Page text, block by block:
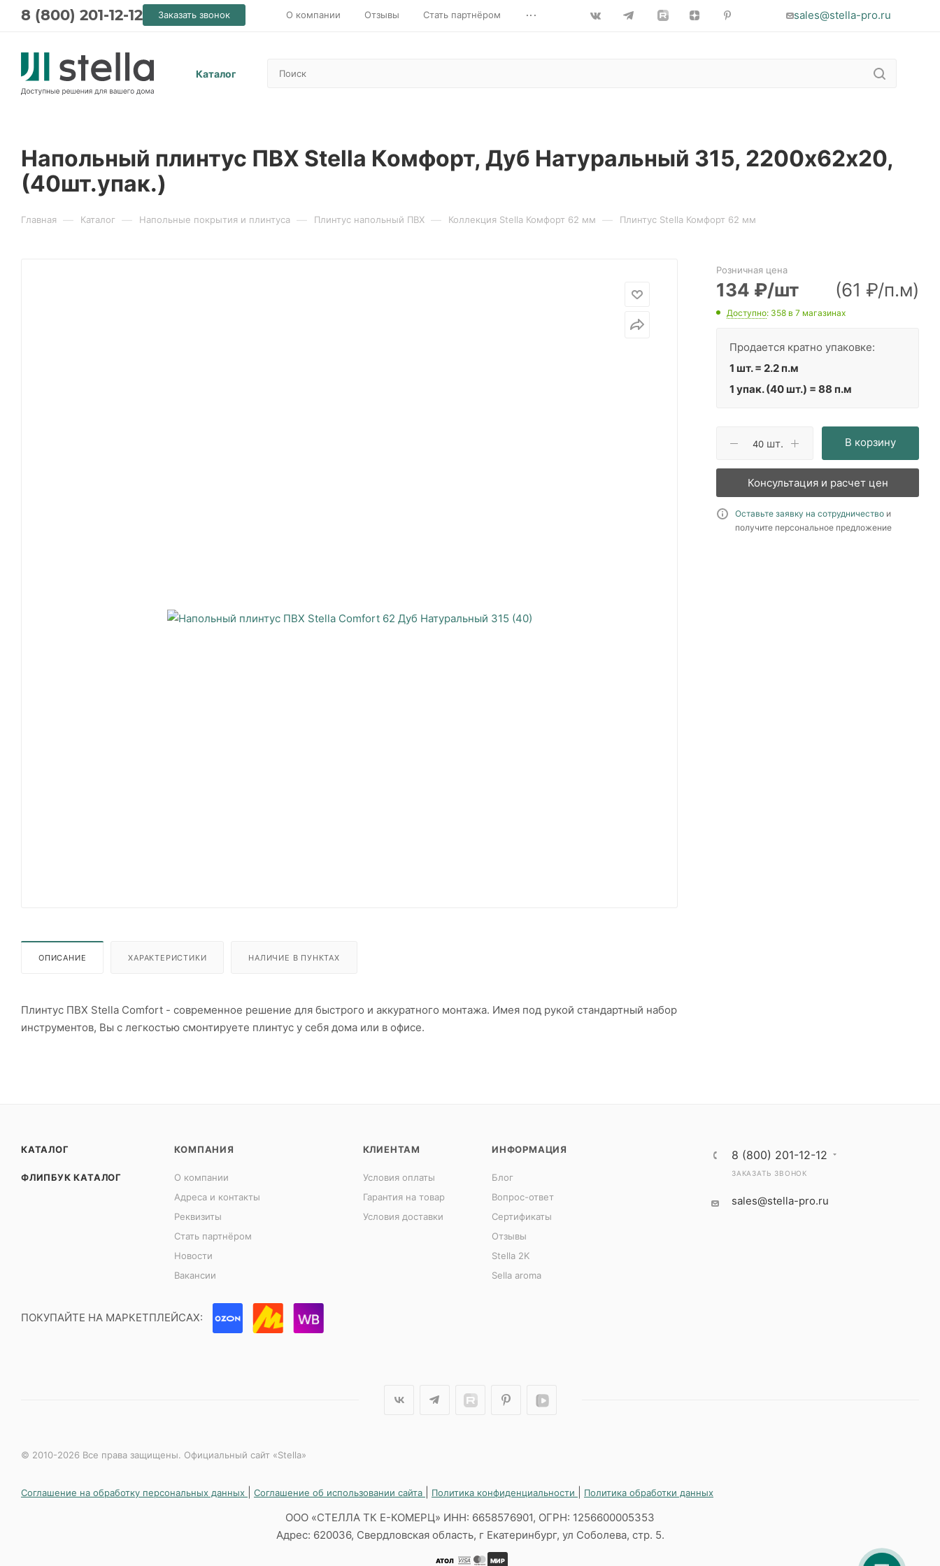
8 (800) 201-12-12 Заказать звонок О компании Отзывы Стать партнёром ... sales@stella-pro.ru
Каталог
Напольный плинтус ПВХ Stella Комфорт, Дуб Натуральный 315, 2200х62х20,
(40шт.упак.)
Главная — Каталог — Напольные покрытия и плинтуса — Плинтус напольный ПВХ — Коллекция Stella Комфорт 62 мм — Плинтус Stella Комфорт 62 мм
ОПИСАНИЕ ХАРАКТЕРИСТИКИ НАЛИЧИЕ В ПУНКТАХ
Плинтус ПВХ Stella Comfort - современное решение для быстрого и аккуратного монтажа. Имея под рукой стандартный набор
инструментов, Вы с легкостью смонтируете плинтус у себя дома или в офисе.
Розничная цена
134 ₽/шт (61 ₽/п.м)
Доступно: 358 в 7 магазинах
Продается кратно упаковке:
1 шт. = 2.2 п.м
1 упак. (40 шт.) = 88 п.м
шт. В корзину
Консультация и расчет цен
Оставьте заявку на сотрудничество и
получите персональное предложение
КАТАЛОГ
ФЛИПБУК КАТАЛОГ
КОМПАНИЯ
О компании
Адреса и контакты
Реквизиты
Стать партнёром
Новости
Вакансии
КЛИЕНТАМ
Условия оплаты
Гарантия на товар
Условия доставки
ИНФОРМАЦИЯ
Блог
Вопрос-ответ
Сертификаты
Отзывы
Stella 2K
Sella aroma
8 (800) 201-12-12
ЗАКАЗАТЬ ЗВОНОК
sales@stella-pro.ru
ПОКУПАЙТЕ НА МАРКЕТПЛЕЙСАХ:
© 2010-2026 Все права защищены. Официальный сайт «Stella»
Соглашение на обработку персональных данных Соглашение об использовании сайта Политика конфиденциальности Политика обработки данных
ООО «СТЕЛЛА ТК Е-КОМЕРЦ» ИНН: 6658576901, ОГРН: 1256600005353
Адрес: 620036, Свердловская область, г Екатеринбург, ул Соболева, стр. 5.
АТОЛ МИР